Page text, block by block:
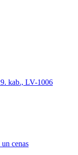
kab., LV-1006